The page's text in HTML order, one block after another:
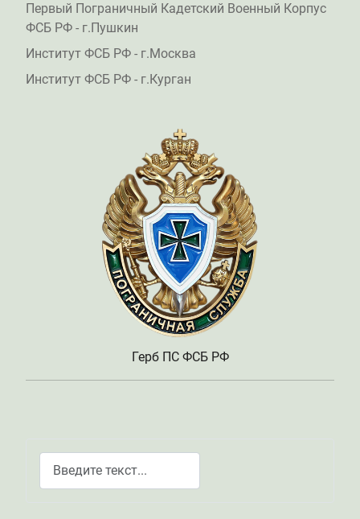
Первый Пограничный Кадетский Военный Корпус
ФСБ РФ - г.Пушкин
Институт ФСБ РФ - г.Москва
Институт ФСБ РФ - г.Курган
Герб ПС ФСБ РФ